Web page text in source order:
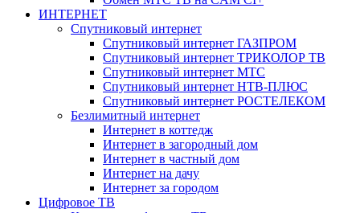
ИНТЕРНЕТ
Спутниковый интернет
Спутниковый интернет ГАЗПРОМ
Спутниковый интернет ТРИКОЛОР ТВ
Спутниковый интернет МТС
Спутниковый интернет НТВ-ПЛЮС
Спутниковый интернет РОСТЕЛЕКОМ
Безлимитный интернет
Интернет в коттедж
Интернет в загородный дом
Интернет в частный дом
Интернет на дачу
Интернет за городом
Цифровое ТВ